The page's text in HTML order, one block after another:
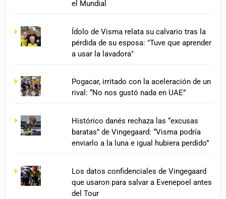
el Mundial
Ídolo de Visma relata su calvario tras la
pérdida de su esposa: "Tuve que aprender
a usar la lavadora"
Pogacar, irritado con la aceleración de un
rival: “No nos gustó nada en UAE”
Histórico danés rechaza las “excusas
baratas” de Vingegaard: “Visma podría
enviarlo a la luna e igual hubiera perdido”
Los datos confidenciales de Vingegaard
que usaron para salvar a Evenepoel antes
del Tour